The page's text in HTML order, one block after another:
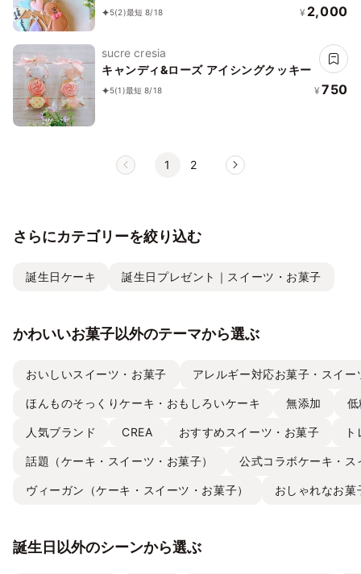
5(2)最短 8/18 ¥ 2,000
sucre cresia
キャンディ&ローズ アイシングクッキー
5(1)最短 8/18 ¥ 750
1 2
さらにカテゴリーを絞り込む
誕生日ケーキ 誕生日プレゼント｜スイーツ・お菓子
かわいいお菓子以外のテーマから選ぶ
おいしいスイーツ・お菓子 アレルギー対応お菓子・スイー
ほんものそっくりケーキ・おもしろいケーキ 無添加
人気ブランド CREA おすすめスイーツ・お菓子
話題（ケーキ・スイーツ・お菓子） 公式コラボケーキ・ス
ヴィーガン（ケーキ・スイーツ・お菓子） おしゃれなお菓
誕生日以外のシーンから選ぶ